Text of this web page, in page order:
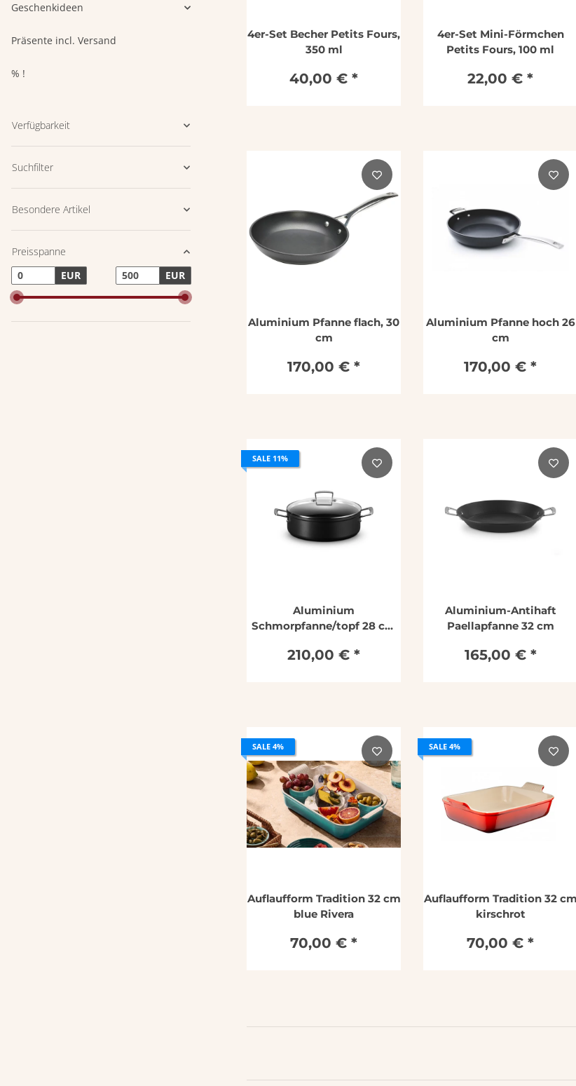
4er-Set Becher Petits Fours,
350 ml
40,00 € *
4er-Set Mini-Förmchen
Petits Fours, 100 ml
22,00 € *
Aluminium Pfanne flach, 30
cm
170,00 € *
Aluminium Pfanne hoch 26
cm
170,00 € *
SALE 11%
Aluminium
Schmorpfanne/topf 28 cm
210,00 € *
Aluminium-Antihaft
Paellapfanne 32 cm
165,00 € *
SALE 4%
Auflaufform Tradition 32 cm
blue Rivera
70,00 € *
SALE 4%
Auflaufform Tradition 32 cm
kirschrot
70,00 € *
Geschenkideen
Präsente incl. Versand
% !
Verfügbarkeit
Suchfilter
Besondere Artikel
Preisspanne
EUR
EUR